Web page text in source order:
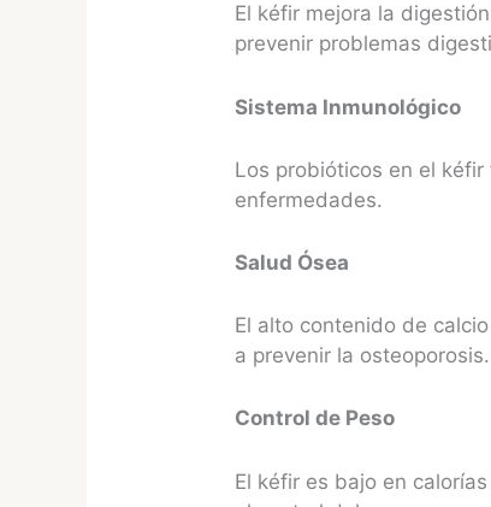
El kéfir mejora la
prevenir problemas
Sistema Inmunológico
Los probióticos en el
enfermedades.
Salud Ósea
El alto contenido de
a prevenir la osteoporosis.
Control de Peso
El kéfir es bajo en